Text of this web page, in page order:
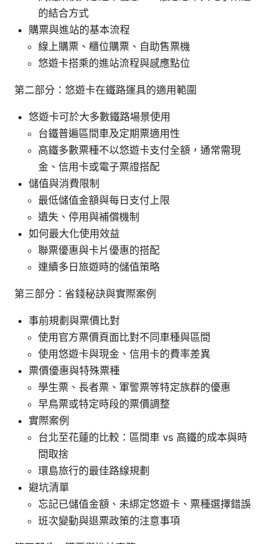
的結合方式
購票與進站的基本流程
線上購票、櫃位購票、自助售票機
悠遊卡搭乘的進站流程與感應點位
第二部分：悠遊卡在鐵路運具的適用範圍
悠遊卡可於大多數鐵路場景使用
台鐵普遍區間車及定期票適用性
高鐵多數票種不以悠遊卡支付全額，通常需現
金、信用卡或電子票證搭配
儲值與消費限制
最低儲值金額與每日支付上限
遺失、停用與補償機制
如何最大化使用效益
聯票優惠與卡片優惠的搭配
連續多日旅遊時的儲值策略
第三部分：省錢秘訣與實際案例
事前規劃與票價比對
使用官方票價頁面比對不同車種與區間
使用悠遊卡與現金、信用卡的費率差異
票價優惠與特殊票種
學生票、長者票、軍警票等特定族群的優惠
早鳥票或特定時段的票價調整
實際案例
台北至花蓮的比較：區間車 vs 高鐵的成本與時
間取捨
環島旅行的最佳路線規劃
避坑清單
忘記已儲值金額、未綁定悠遊卡、票種選擇錯誤
班次變動與退票政策的注意事項